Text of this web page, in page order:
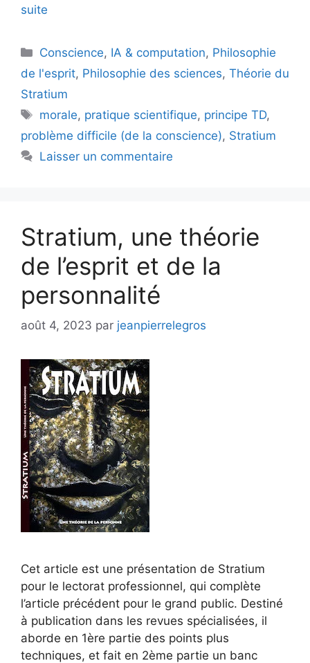
suite
Catégories
Conscience, IA & computation, Philosophie
de l'esprit, Philosophie des sciences, Théorie du
Stratium
Étiquettes
morale, pratique scientifique, principe TD,
problème difficile (de la conscience), Stratium
Laisser un commentaire
Stratium, une théorie
de l’esprit et de la
personnalité
août 4, 2023 par jeanpierrelegros
Cet article est une présentation de Stratium
pour le lectorat professionnel, qui complète
l’article précédent pour le grand public. Destiné
à publication dans les revues spécialisées, il
aborde en 1ère partie des points plus
techniques, et fait en 2ème partie un banc